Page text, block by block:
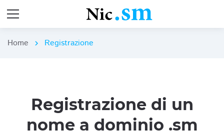
Home chevron_right Registrazione
Registrazione di un
nome a dominio .sm